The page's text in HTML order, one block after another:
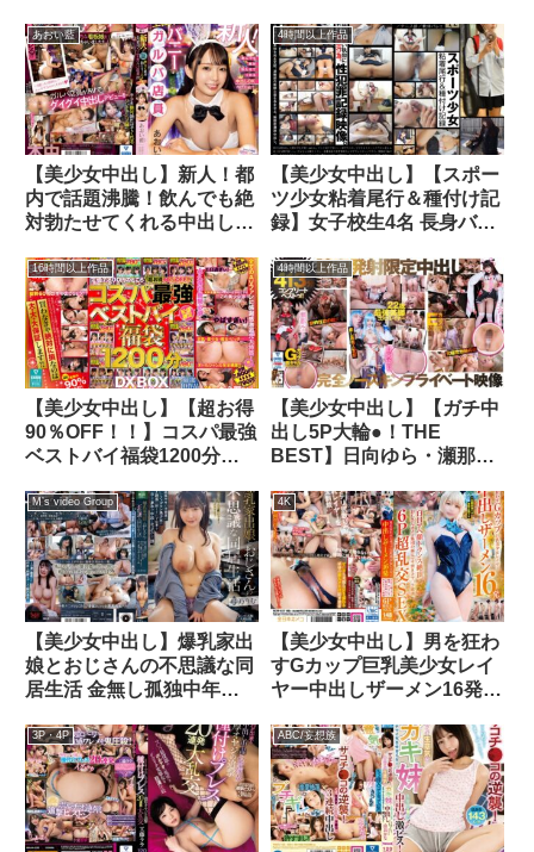
サー/ショーパブダンサー/
キャバ嬢/長身メンエスセ
ラピスト
あおい藍
【美少女中出し】新人！都
内で話題沸騰！飲んでも絶
対勃たせてくれる中出し
店員AVデビュー！！ あお
い藍
4時間以上作品
【美少女中出し】【スポー
ツ少女粘着尾行＆種付け記
録】女子校生4名 長身バレ
テニス部（K3） 軟体バレ
ェ（K2） 睡眠姦 近親相姦
まで… 非道中出しSEX映
像
16時間以上作品
【美少女中出し】【超お得
90％OFF！！】コスパ最強
ベストバイ福袋1200分
ット収録（NQTD-022）
4時間以上作品
【美少女中出し】【ガチ中
出し5P大輪●！THE
BEST】日向ゆら・瀬那ル
女ミニマム変態コスプレイ
ヤー女子が無差別妊娠も厭
わない中出し専用淫売便女
に落ちる伝説の1日【ノー
カット収録】413分
NOSKINSコンプリートベ
ストっ！！
M’s video Group
【美少女中出し】爆乳家出
娘とおじさんの不思議な同
居生活 金無し孤独中年の
コン美少女のデカパイ誘惑
に耐えきれず仕事を放っぽ
り出して夢中で中出しセッ
クスした話。 弓乃りむ
4K
【美少女中出し】男を狂わ
すGカップ巨乳美少女レイ
ヤー中出しザーメン16発
おじさんカメコ集団の極太
マラ突きオマ〇コ破壊6P
超乱交SEX
3P・4P ABC/妄想族